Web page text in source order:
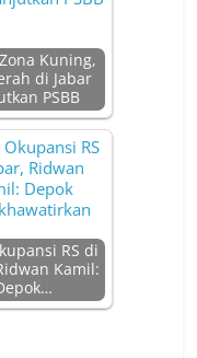
Kuning,
di Jabar
PSBB
RS di
Kamil: